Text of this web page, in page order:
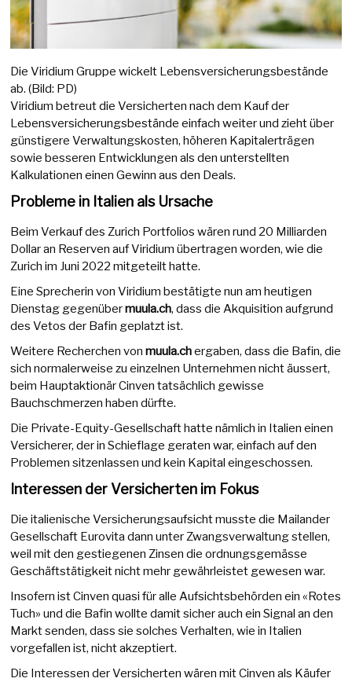
Die Viridium Gruppe wickelt Lebensversicherungsbestände
ab. (Bild: PD)
Viridium betreut die Versicherten nach dem Kauf der
Lebensversicherungsbestände einfach weiter und zieht über
günstigere Verwaltungskosten, höheren Kapitalerträgen
sowie besseren Entwicklungen als den unterstellten
Kalkulationen einen Gewinn aus den Deals.
Probleme in Italien als Ursache
Beim Verkauf des Zurich Portfolios wären rund 20 Milliarden
Dollar an Reserven auf Viridium übertragen worden, wie die
Zurich im Juni 2022 mitgeteilt hatte.
Eine Sprecherin von Viridium bestätigte nun am heutigen
Dienstag gegenübermuula.ch, dass die Akquisition aufgrund
des Vetos der Bafin geplatzt ist.
Weitere Recherchen vonmuula.chergaben, dass die Bafin, die
sich normalerweise zu einzelnen Unternehmen nicht äussert,
beim Hauptaktionär Cinven tatsächlich gewisse
Bauchschmerzen haben dürfte.
Die Private-Equity-Gesellschaft hatte nämlich in Italien einen
Versicherer, der in Schieflage geraten war, einfach auf den
Problemen sitzenlassen und kein Kapital eingeschossen.
Interessen der Versicherten im Fokus
Die italienische Versicherungsaufsicht musste die Mailander
Gesellschaft Eurovita dann unter Zwangsverwaltung stellen,
weil mit den gestiegenen Zinsen die ordnungsgemässe
Geschäftstätigkeit nicht mehr gewährleistet gewesen war.
Insofern ist Cinven quasi für alle Aufsichtsbehörden ein «Rotes
Tuch» und die Bafin wollte damit sicher auch ein Signal an den
Markt senden, dass sie solches Verhalten, wie in Italien
vorgefallen ist, nicht akzeptiert.
Die Interessen der Versicherten wären mit Cinven als Käufer